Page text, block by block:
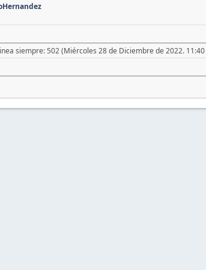
siempre: 502 (Miércoles 28 de Diciembre de 2022. 11:40